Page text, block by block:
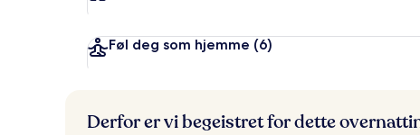
i
e
Føl deg som hjemme (6)
Derfor er vi begeistret for dette